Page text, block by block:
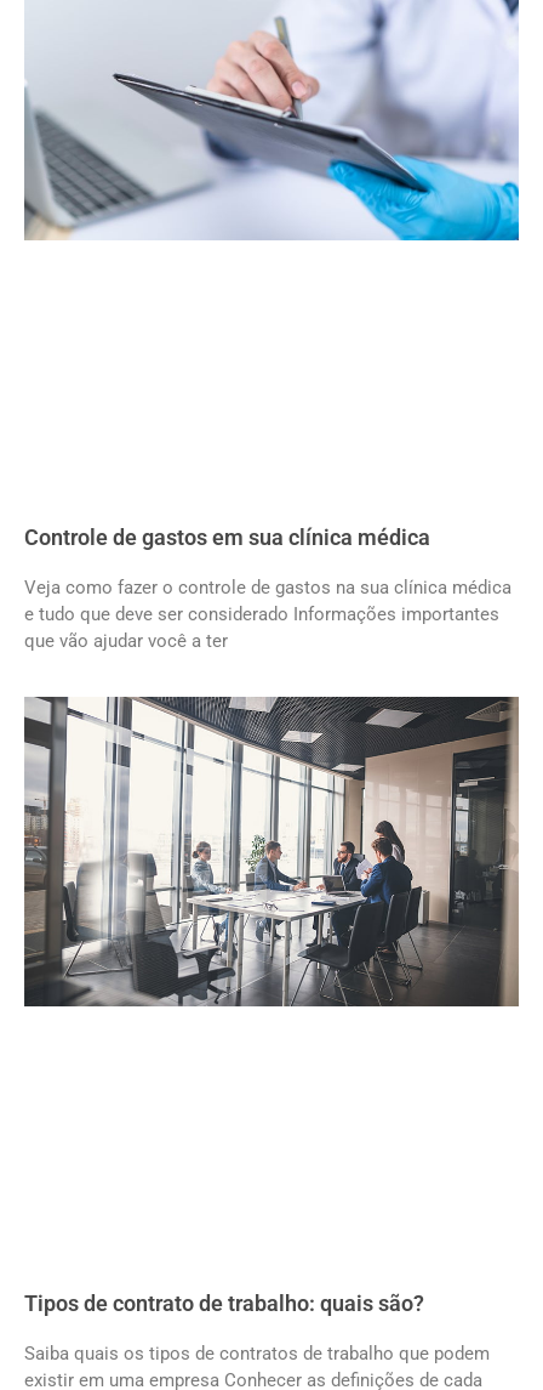
Controle de gastos em sua clínica médica
Veja como fazer o controle de gastos na sua clínica médica
e tudo que deve ser considerado Informações importantes
que vão ajudar você a ter
Tipos de contrato de trabalho: quais são?
Saiba quais os tipos de contratos de trabalho que podem
existir em uma empresa Conhecer as definições de cada